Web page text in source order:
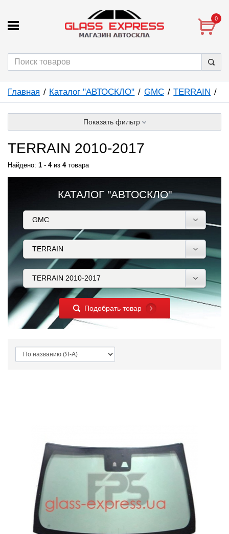
0
Главная Каталог "АВТОСКЛО" GMC TERRAIN
Показать фильтр
TERRAIN 2010-2017
Найдено: 1 - 4из 4товара
КАТАЛОГ "АВТОСКЛО"
Подобрать товар